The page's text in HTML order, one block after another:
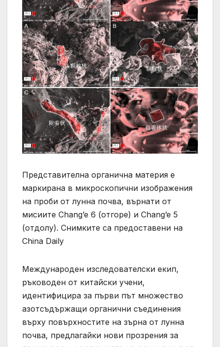
Представителна органична материя е
маркирана в микроскопични изображения
на проби от лунна почва, върнати от
мисиите Chang’e 6 (отгоре) и Chang’e 5
(отдолу). Снимките са предоставени на
China Daily
Международен изследователски екип,
ръководен от китайски учени,
идентифицира за първи път множество
азотсъдържащи органични съединения
върху повърхностите на зърна от лунна
почва, предлагайки нови прозрения за